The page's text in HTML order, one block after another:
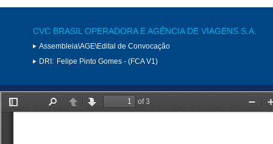
CVC BRASIL OPERADORA E AGÊNCIA DE VIAGENS S.A.
Assembleia\AGE\Edital de Convocação
DRI: Felipe Pinto Gomes - (FCA V1)